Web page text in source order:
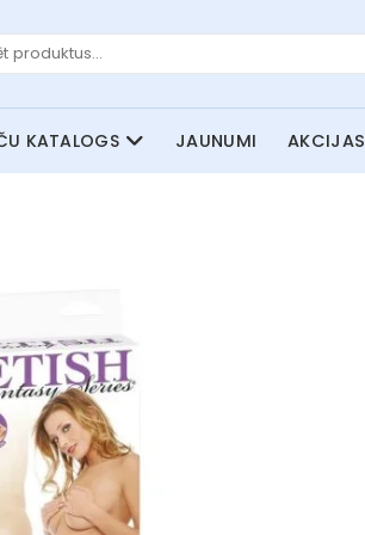
JAUNUMI AKCIJAS